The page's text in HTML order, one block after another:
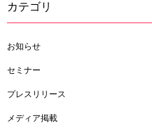
カテゴリ
お知らせ
セミナー
プレスリリース
メディア掲載